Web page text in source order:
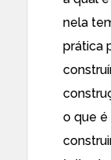
nela
prática
o que é